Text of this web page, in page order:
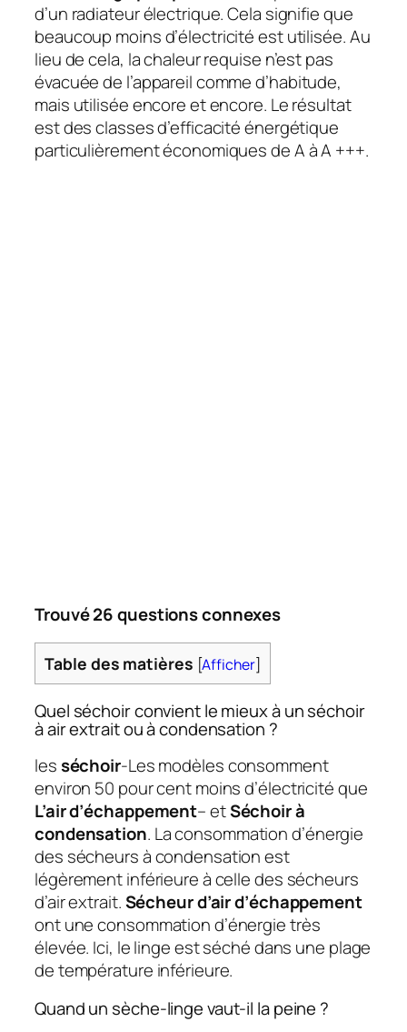
d’un radiateur électrique. Cela signifie que
beaucoup moins d’électricité est utilisée. Au
lieu de cela, la chaleur requise n’est pas
évacuée de l’appareil comme d’habitude,
mais utilisée encore et encore. Le résultat
est des classes d’efficacité énergétique
particulièrement économiques de A à A +++.
Trouvé 26 questions connexes
Table des matières [Afficher]
Quel séchoir convient le mieux à un séchoir
à air extrait ou à condensation ?
lesséchoir-Les modèles consomment
environ 50 pour cent moins d’électricité que
L’air d’échappement– etSéchoir à
condensation. La consommation d’énergie
des sécheurs à condensation est
légèrement inférieure à celle des sécheurs
d’air extrait.Sécheur d’air d’échappement
ont une consommation d’énergie très
élevée. Ici, le linge est séché dans une plage
de température inférieure.
Quand un sèche-linge vaut-il la peine ?